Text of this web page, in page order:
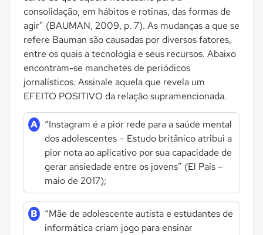
consolidação, em hábitos e rotinas, das formas de
agir” (BAUMAN, 2009, p. 7). As mudanças a que se
refere Bauman são causadas por diversos fatores,
entre os quais a tecnologia e seus recursos. Abaixo
encontram-se manchetes de periódicos
jornalísticos. Assinale aquela que revela um
EFEITO POSITIVO da relação supramencionada.
A
“Instagram é a pior rede para a saúde mental
dos adolescentes – Estudo britânico atribui a
pior nota ao aplicativo por sua capacidade de
gerar ansiedade entre os jovens” (El País –
maio de 2017);
B
“Mãe de adolescente autista e estudantes de
informática criam jogo para ensinar